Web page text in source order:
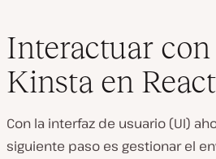
Interactuar
Kinsta en React
Con la interfaz de usuario (UI)
siguiente paso es gestionar el